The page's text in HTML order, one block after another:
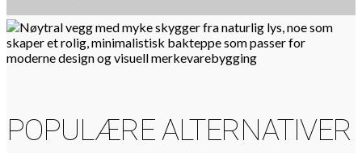
POPULÆRE ALTERNATIVER